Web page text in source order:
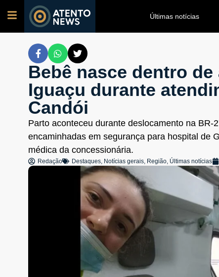
Últimas notícias
Bebê nasce dentro
Iguaçu durante
Candói
Parto aconteceu durante deslocamento na BR-
encaminhadas em segurança para hospital de
médica da concessionária.
Redação Destaques, Notícias gerais, Região, Últimas notícias